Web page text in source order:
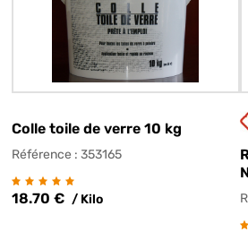
Colle toile de verre 10 kg
Référence : 353165
18.70 € / Kilo